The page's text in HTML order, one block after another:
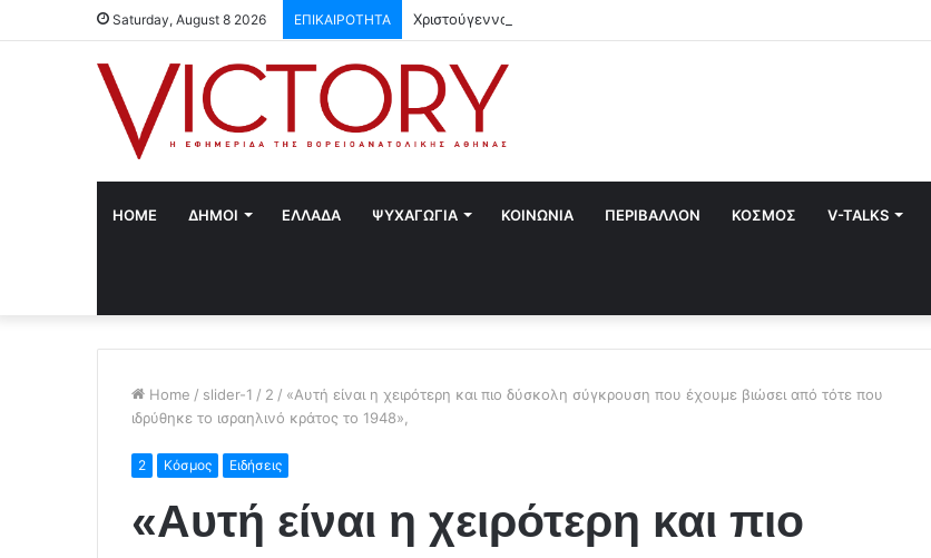
Saturday, August 8 2026 ΕΠΙΚΑΙΡΟΤΗΤΑ Χριστούγεννα στο Χαλάνδρι- Ολες οι εκδηλώσεις του Δήμου
HOME ΔΗΜΟΙ ΕΛΛΑΔΑ ΨΥΧΑΓΩΓΙΑ ΚΟΙΝΩΝΙΑ ΠΕΡΙΒΑΛΛΟΝ ΚΟΣΜΟΣ V-TALKS
Home / slider-1 / 2 / «Αυτή είναι η χειρότερη και πιο δύσκολη σύγκρουση που έχουμε βιώσει από τότε που
ιδρύθηκε το ισραηλινό κράτος το 1948»,
2 Κόσμος Ειδήσεις
«Αυτή είναι η χειρότερη και πιο